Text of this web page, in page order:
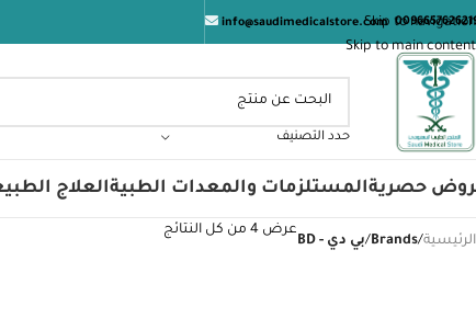
Skip to navigation
Skip to main content
info@saudimedicalstore.com
حدد التصنيف
حصريةالمستلزمات والمعدات الطبيةالعلاج
الرئيسية/
Brands
/بي دي - BD
عرض ⁦4⁩ من كل النتائج